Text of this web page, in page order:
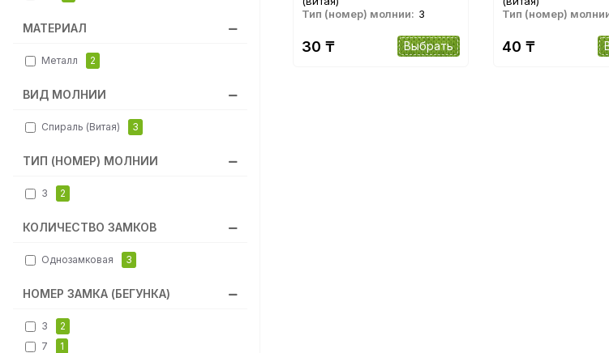
МАТЕРИАЛ
Металл 2
ВИД МОЛНИИ
Спираль (витая) 3
ТИП (НОМЕР) МОЛНИИ
3 2
КОЛИЧЕСТВО ЗАМКОВ
Однозамковая 3
НОМЕР ЗАМКА (БЕГУНКА)
3
2
7
1
Тип (номер) молнии: 3
30 ₸ Выбрать
Тип (номер)
40 ₸